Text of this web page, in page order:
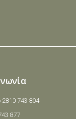
743 804
877